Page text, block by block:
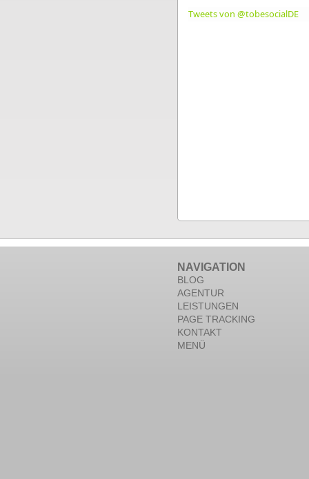
Tweets von @tobesocialDE
NAVIGATION
BLOG
AGENTUR
LEISTUNGEN
PAGE TRACKING
KONTAKT
MENÜ